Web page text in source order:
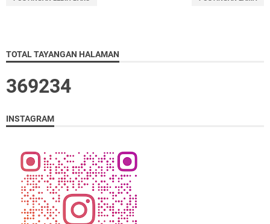
TOTAL TAYANGAN HALAMAN
369234
INSTAGRAM